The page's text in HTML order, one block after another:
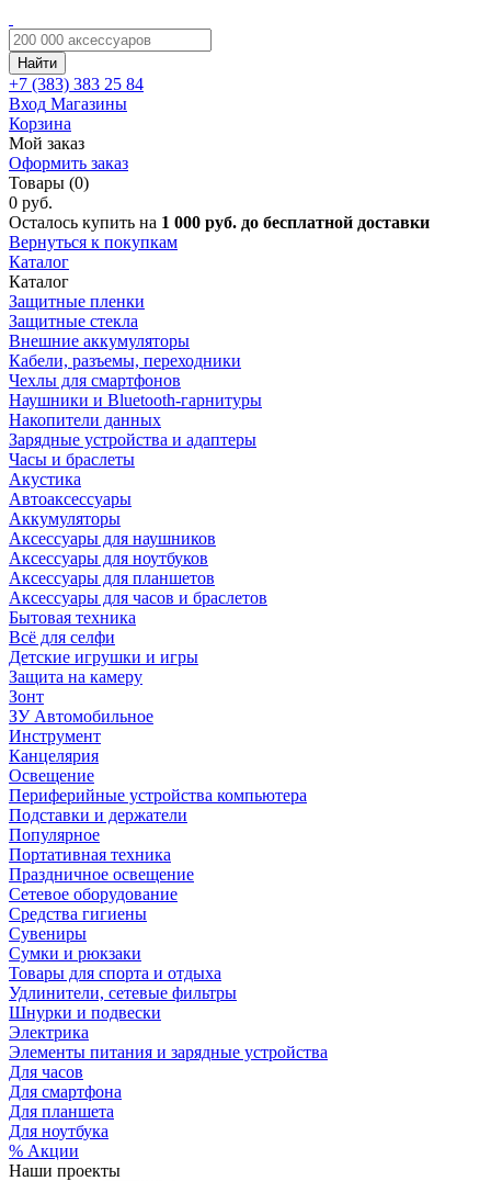
Найти
+7 (383) 383 25 84
Вход Магазины
Корзина
Мой заказ
Оформить заказ
Товары (0)
0 руб.
Осталось купить на 1 000 руб. до бесплатной доставки
Вернуться к покупкам
Каталог
Каталог
Защитные пленки
Защитные стекла
Внешние аккумуляторы
Кабели, разъемы, переходники
Чехлы для смартфонов
Наушники и Bluetooth-гарнитуры
Накопители данных
Зарядные устройства и адаптеры
Часы и браслеты
Акустика
Автоаксессуары
Аккумуляторы
Аксессуары для наушников
Аксессуары для ноутбуков
Аксессуары для планшетов
Аксессуары для часов и браслетов
Бытовая техника
Всё для селфи
Детские игрушки и игры
Защита на камеру
Зонт
ЗУ Автомобильное
Инструмент
Канцелярия
Освещение
Периферийные устройства компьютера
Подставки и держатели
Популярное
Портативная техника
Праздничное освещение
Сетевое оборудование
Средства гигиены
Сувениры
Сумки и рюкзаки
Товары для спорта и отдыха
Удлинители, сетевые фильтры
Шнурки и подвески
Электрика
Элементы питания и зарядные устройства
Для часов
Для смартфона
Для планшета
Для ноутбука
% Акции
Наши проекты